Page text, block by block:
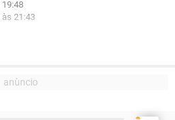
19:48
às 21:43